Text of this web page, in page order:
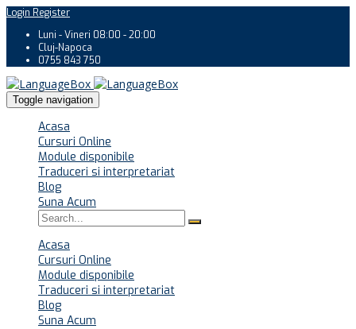
Login Register
Luni - Vineri 08:00 - 20:00
Cluj-Napoca
0755 843 750
Toggle navigation
Acasa
Cursuri Online
Module disponibile
Traduceri si interpretariat
Blog
Suna Acum
Acasa
Cursuri Online
Module disponibile
Traduceri si interpretariat
Blog
Suna Acum